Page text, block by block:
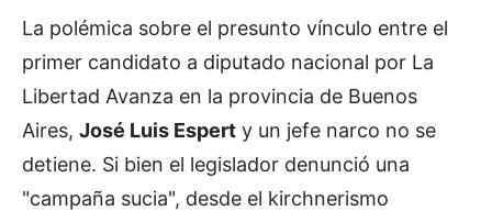
La polémica sobre el presunto vínculo entre el
primer candidato a diputado nacional por La
Libertad Avanza en la provincia de Buenos
Aires, José Luis Espert y un jefe narco no se
detiene. Si bien el legislador denunció una
"campaña sucia", desde el kirchnerismo